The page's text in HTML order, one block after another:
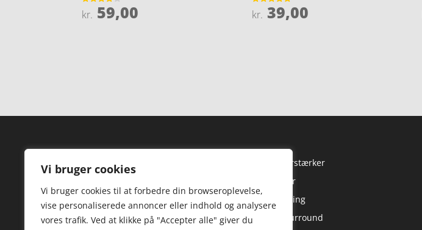
Vi bruger cookies
Vi bruger cookies til at forbedre din browseroplevelse,
vise personaliserede annoncer eller indhold og analysere
vores trafik. Ved at klikke på "Accepter alle" giver du
Vurderet
4.1
kr. 59,00
Vurderet
4.9
kr. 39,00
Forside
Kontakt
HiFi Forstærker
Højtaler
Streaming
TV & Surround